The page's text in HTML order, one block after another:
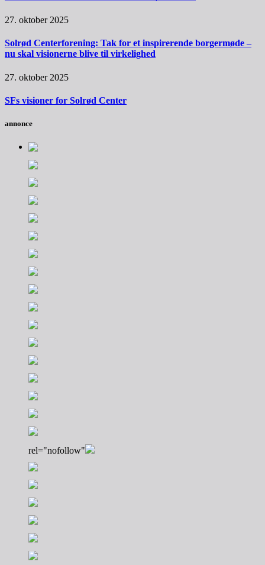
27. oktober 2025
Solrød Centerforening: Tak for et inspirerende borgermøde –
nu skal visionerne blive til virkelighed
27. oktober 2025
SFs visioner for Solrød Center
annonce
rel="nofollow"